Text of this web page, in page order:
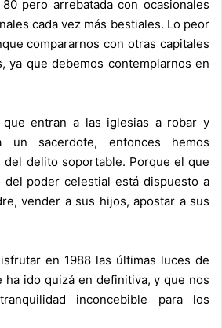
pero arrebatada con ocasionales
cada vez más bestiales. Lo peor
compararnos con otras capitales
ya que debemos contemplarnos en
que entran a las iglesias a robar y
sacerdote, entonces hemos
del delito soportable. Porque el que
del poder celestial está dispuesto a
vender a sus hijos, apostar a sus
en 1988 las últimas luces de
ha ido quizá en definitiva, y que nos
inconcebible para los